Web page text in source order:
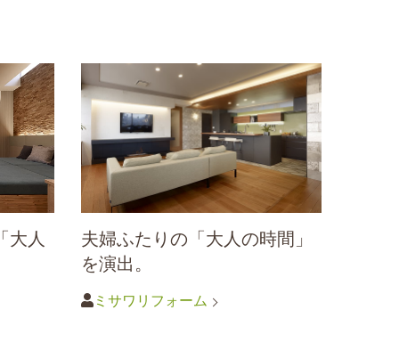
大人
夫婦ふたりの「大人の時間」
を演出。
ミサワリフォーム